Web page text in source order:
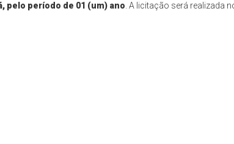
, pelo período de 01 (um) ano A licitação será realizada